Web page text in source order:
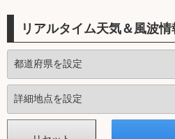
リアルタイム天気＆風波情